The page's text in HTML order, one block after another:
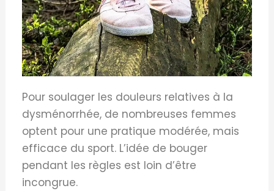
Pour soulager les douleurs relatives à la
dysménorrhée, de nombreuses femmes
optent pour une pratique modérée, mais
efficace du sport. L’idée de bouger
pendant les règles est loin d’être
incongrue.